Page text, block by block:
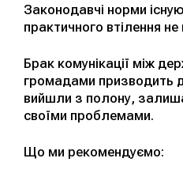
Законодавчі норми
практичного втілення
Брак комунікації між
громадами призводить
вийшли з полону,
своїми проблемами.
Що ми рекомендуємо: